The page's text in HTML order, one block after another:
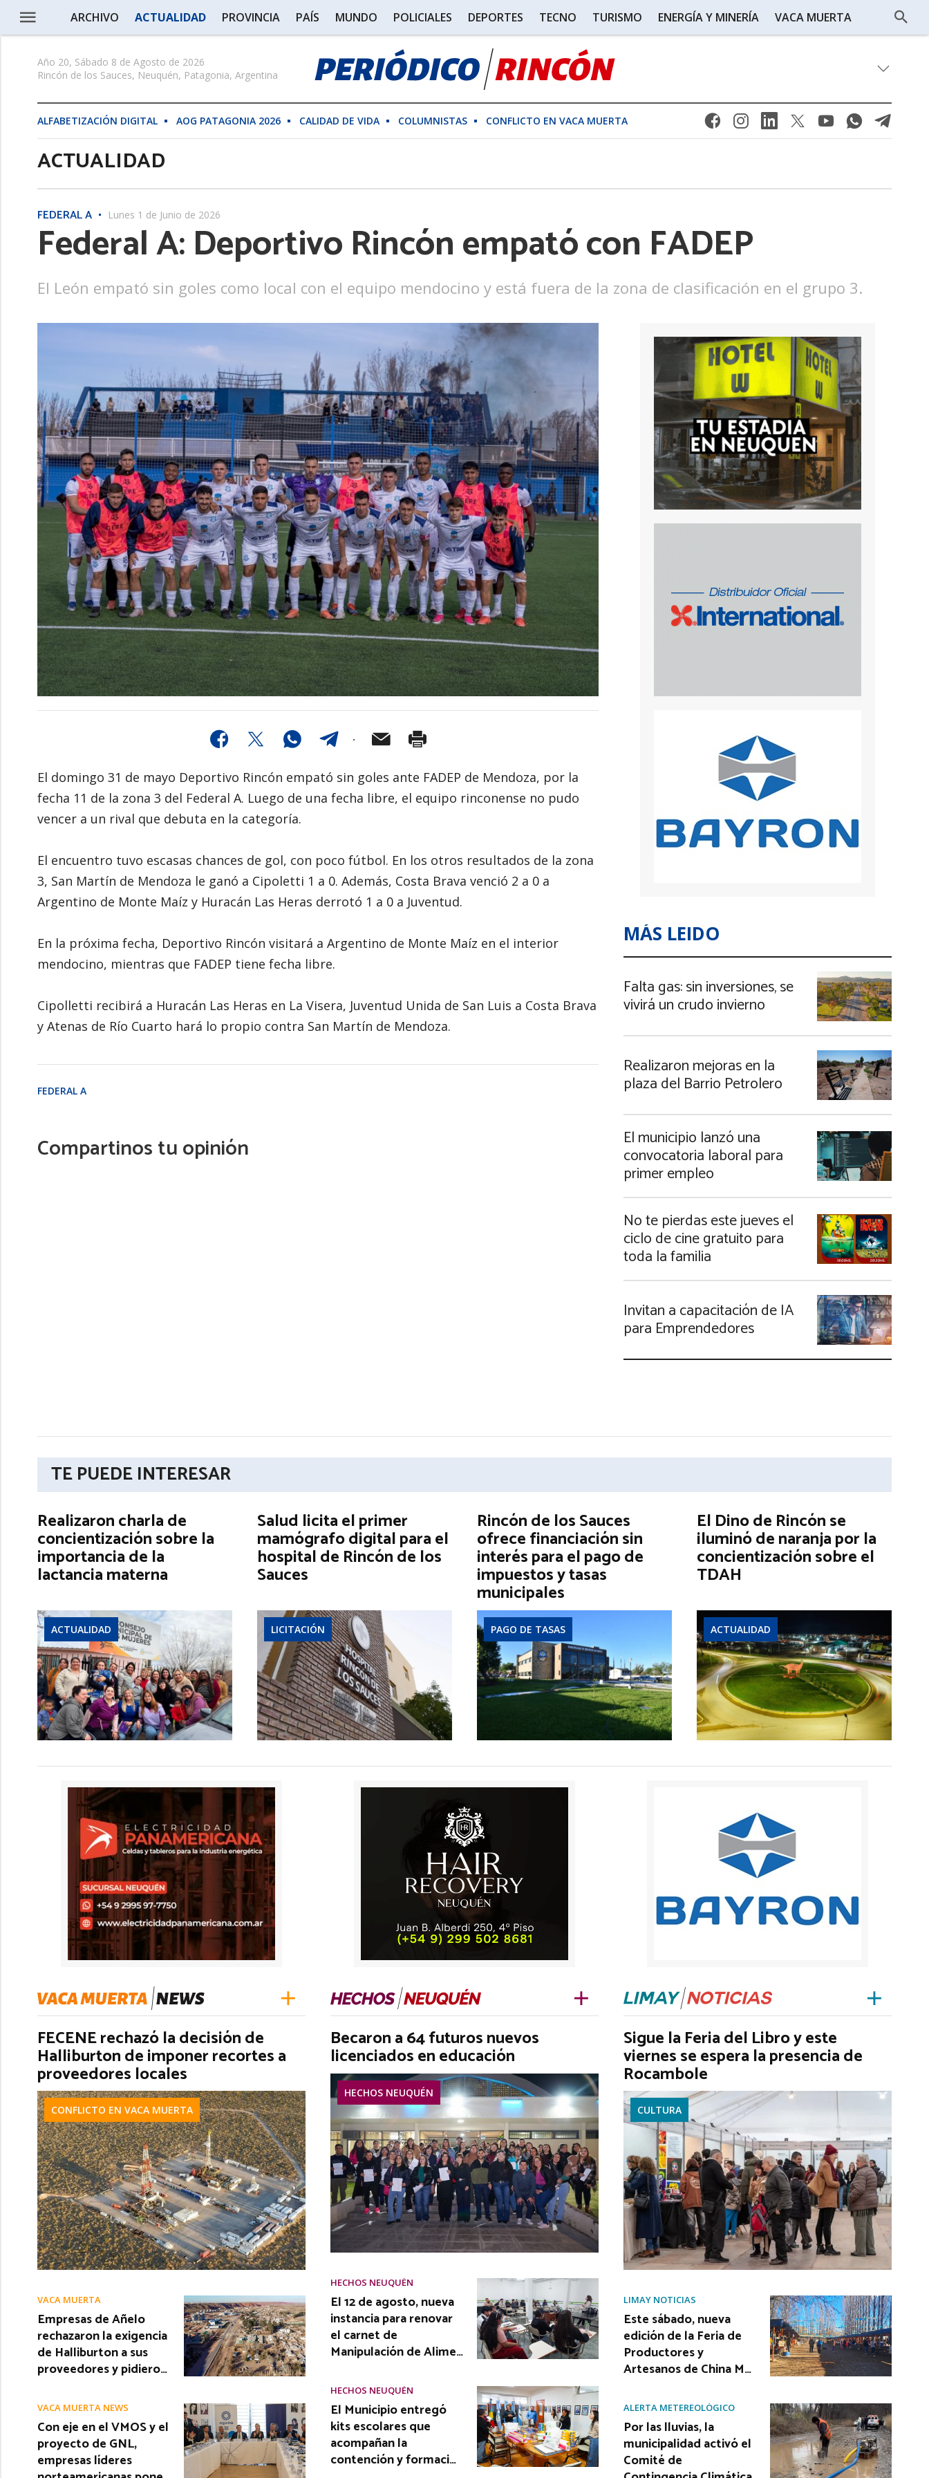
ARCHIVO ACTUALIDAD PROVINCIA PAÍS MUNDO POLICIALES DEPORTES TECNO TURISMO ENERGÍA Y MINERÍA VACA MUERTA
Año 20, Sábado 8 de Agosto de 2026
Rincón de los Sauces, Neuquén, Patagonia, Argentina
ALFABETIZACIÓN DIGITAL AOG PATAGONIA 2026 CALIDAD DE VIDA COLUMNISTAS CONFLICTO EN VACA MUERTA
ACTUALIDAD
FEDERAL A Lunes 1 de Junio de 2026
Federal A: Deportivo Rincón empató con FADEP
El León empató sin goles como local con el equipo mendocino y está fuera de la zona de clasificación en el grupo 3.
El domingo 31 de mayo Deportivo Rincón empató sin goles ante FADEP de Mendoza, por la
fecha 11 de la zona 3 del Federal A. Luego de una fecha libre, el equipo rinconense no pudo
vencer a un rival que debuta en la categoría.
El encuentro tuvo escasas chances de gol, con poco fútbol. En los otros resultados de la zona
3, San Martín de Mendoza le ganó a Cipoletti 1 a 0. Además, Costa Brava venció 2 a 0 a
Argentino de Monte Maíz y Huracán Las Heras derrotó 1 a 0 a Juventud.
En la próxima fecha, Deportivo Rincón visitará a Argentino de Monte Maíz en el interior
mendocino, mientras que FADEP tiene fecha libre.
Cipolletti recibirá a Huracán Las Heras en La Visera, Juventud Unida de San Luis a Costa Brava
y Atenas de Río Cuarto hará lo propio contra San Martín de Mendoza.
FEDERAL A
Compartinos tu opinión
MÁS LEIDO
Falta gas: sin inversiones, se
vivirá un crudo invierno
Realizaron mejoras en la
plaza del Barrio Petrolero
El municipio lanzó una
convocatoria laboral para
primer empleo
No te pierdas este jueves el
ciclo de cine gratuito para
toda la familia
Invitan a capacitación de IA
para Emprendedores
TE PUEDE INTERESAR
Realizaron charla de
concientización sobre la
importancia de la
lactancia materna
ACTUALIDAD
Salud licita el primer
mamógrafo digital para el
hospital de Rincón de los
Sauces
LICITACIÓN
Rincón de los Sauces
ofrece financiación sin
interés para el pago de
impuestos y tasas
municipales
PAGO DE TASAS
El Dino de Rincón se
iluminó de naranja por la
concientización sobre el
TDAH
ACTUALIDAD
FECENE rechazó la decisión de
Halliburton de imponer recortes a
proveedores locales
CONFLICTO EN VACA MUERTA
VACA MUERTA
Empresas de Añelo
rechazaron la exigencia
de Halliburton a sus
proveedores y pidiero…
VACA MUERTA NEWS
Con eje en el VMOS y el
proyecto de GNL,
empresas líderes
Becaron a 64 futuros nuevos
licenciados en educación
HECHOS NEUQUÉN
HECHOS NEUQUÉN
El 12 de agosto, nueva
instancia para renovar
el carnet de
Manipulación de Alime…
HECHOS NEUQUÉN
El Municipio entregó
kits escolares que
acompañan la
contención y formaci…
Sigue la Feria del Libro y este
viernes se espera la presencia de
Rocambole
CULTURA
LIMAY NOTICIAS
Este sábado, nueva
edición de la Feria de
Productores y
Artesanos de China M…
ALERTA METEREOLÓGICO
Por las lluvias, la
municipalidad activó el
Comité de